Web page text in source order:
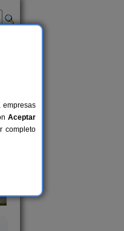
empresas
Aceptar
completo